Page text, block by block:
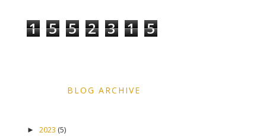
1 5 5 2 3 1 5
BLOG ARCHIVE
► 2023 (5)